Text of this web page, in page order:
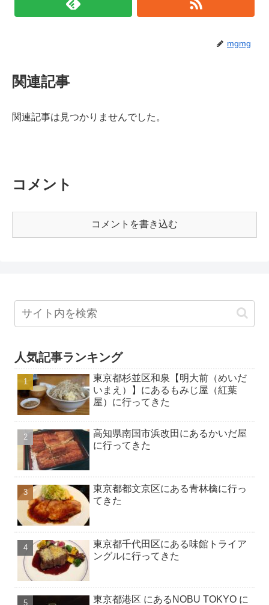
mgmg
関連記事
関連記事は見つかりませんでした。
コメント
コメントを書き込む
人気記事ランキング
東京都杉並区和泉【明大前（めいだ
いまえ）】にあるもみじ屋（紅葉
屋）に行ってきた
高知県南国市浜改田にあるかいだ屋
に行ってきた
東京都都文京区にある青林檎に行っ
てきた
東京都千代田区にある味館トライア
ングルに行ってきた
東京都港区 にあるNOBU TOKYO に